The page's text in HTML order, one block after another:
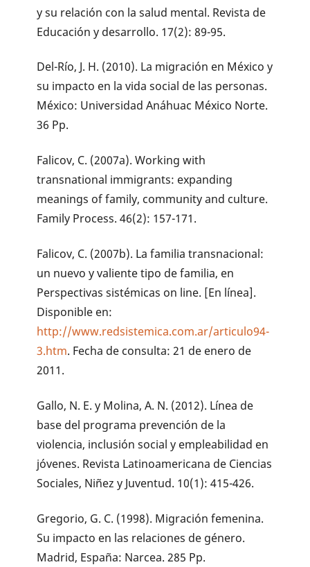
y su relación con la salud mental. Revista de
Educación y desarrollo. 17(2): 89-95.
Del-Río, J. H. (2010). La migración en México y
su impacto en la vida social de las personas.
México: Universidad Anáhuac México Norte.
36 Pp.
Falicov, C. (2007a). Working with
transnational immigrants: expanding
meanings of family, community and culture.
Family Process. 46(2): 157-171.
Falicov, C. (2007b). La familia transnacional:
un nuevo y valiente tipo de familia, en
Perspectivas sistémicas on line. [En línea].
Disponible en:
http://www.redsistemica.com.ar/articulo94-
3.htm. Fecha de consulta: 21 de enero de
2011.
Gallo, N. E. y Molina, A. N. (2012). Línea de
base del programa prevención de la
violencia, inclusión social y empleabilidad en
jóvenes. Revista Latinoamericana de Ciencias
Sociales, Niñez y Juventud. 10(1): 415-426.
Gregorio, G. C. (1998). Migración femenina.
Su impacto en las relaciones de género.
Madrid, España: Narcea. 285 Pp.